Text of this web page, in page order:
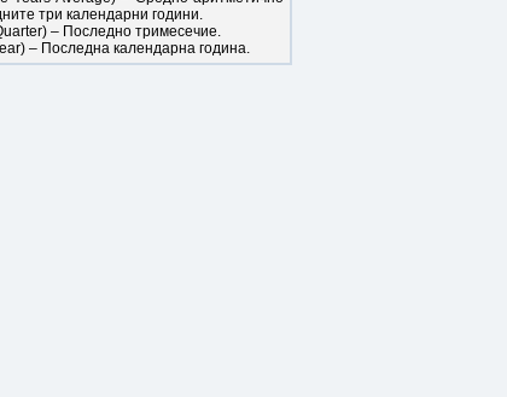
три календарни години.
– Последно тримесечие.
– Последна календарна година.